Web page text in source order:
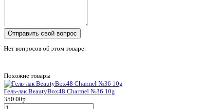
Отправить свой вопрос
Нет вопросов об этом товаре.
Похожие товары
Гель-лак BeautyBox48 Charmel №36 10g
350.00р.